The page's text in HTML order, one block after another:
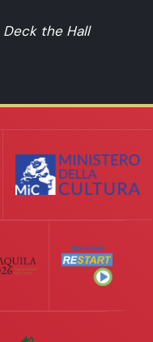
Deck the Hall